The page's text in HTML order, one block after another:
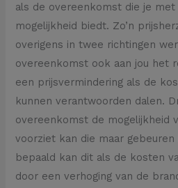
als de overeenkomst die je
mogelijkheid biedt. Zo’n
overigens in twee richtingen
overeenkomst ook aan jou het
een prijsvermindering als de
kunnen verantwoorden dalen.
overeenkomst de mogelijkheid
voorziet kan die maar
bepaald kan dit als de kosten
door een verhoging van de